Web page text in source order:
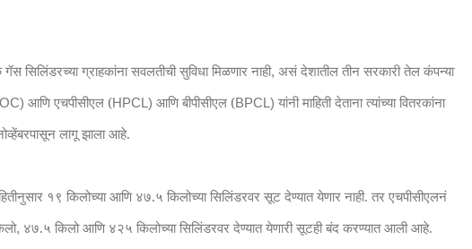
गॅस सिलिंडरच्या ग्राहकांना सवलतीची सुविधा मिळणार नाही, असं देशातील तीन सरकारी तेल कंपन्या
आणि एचपीसीएल (HPCL) आणि बीपीसीएल (BPCL) यांनी माहिती देताना त्यांच्या वितरकांना
लागू झाला आहे.
१९ किलोच्या आणि ४७.५ किलोच्या सिलिंडरवर सूट देण्यात येणार नाही. तर एचपीसीएलनं
, ४७.५ किलो आणि ४२५ किलोच्या सिलिंडरवर देण्यात येणारी सूटही बंद करण्यात आली आहे.